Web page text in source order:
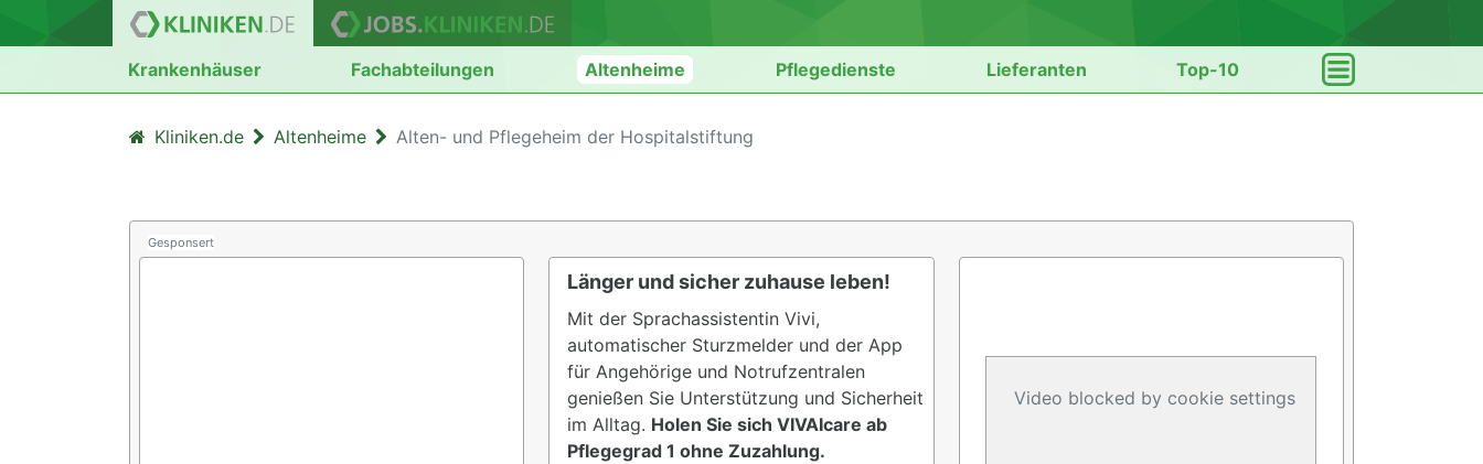
Krankenhäuser Fachabteilungen Altenheime Pflegedienste Lieferanten Top-10
Kliniken.de Altenheime Alten- und Pflegeheim der Hospitalstiftung
Gesponsert
Länger und sicher zuhause leben!
Mit der Sprachassistentin Vivi,
automatischer Sturzmelder und der App
für Angehörige und Notrufzentralen
genießen Sie Unterstützung und Sicherheit
im Alltag. Holen Sie sich VIVAIcare ab
Pflegegrad 1 ohne Zuzahlung.
Video blocked by cookie settings